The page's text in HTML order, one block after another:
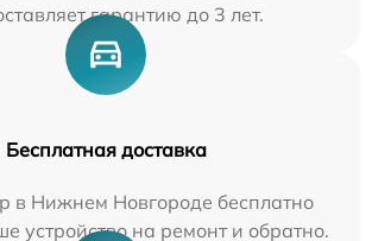
гарантию до 3 лет.
Бесплатная доставка
в Нижнем Новгороде бесплатно
устройство на ремонт и обратно.